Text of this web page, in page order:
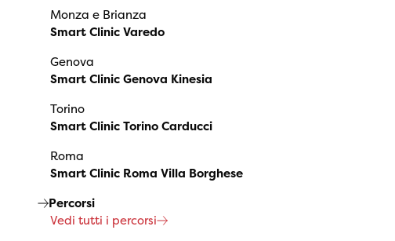
Monza e Brianza
Smart Clinic Varedo
Genova
Smart Clinic Genova Kinesia
Torino
Smart Clinic Torino Carducci
Roma
Smart Clinic Roma Villa Borghese
Percorsi
Vedi tutti i percorsi